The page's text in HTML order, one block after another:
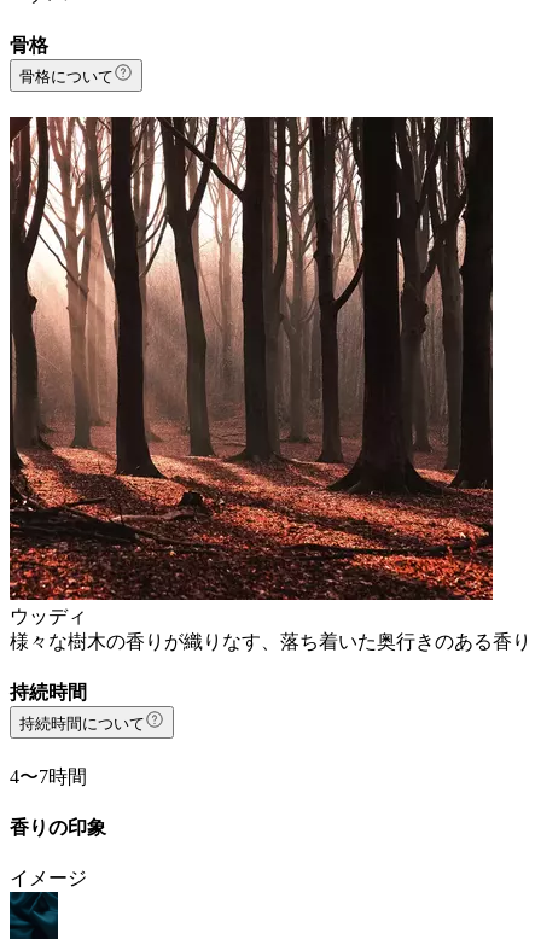
骨格
骨格について
ウッディ
様々な樹木の香りが織りなす、落ち着いた奥行きのある香り
持続時間
持続時間について
4〜7時間
香りの印象
イメージ